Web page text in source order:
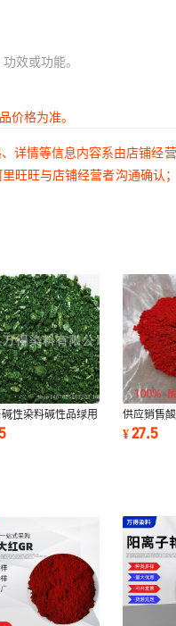
效或功能。
价格为准。
详情等信息内容系由店铺经
旺旺与店铺经营者沟通确认
性染料碱性品绿用
纸张羊毛皮革棉麻竹
料
供应销售
GR黄纸佛
模板染布染
¥27.5